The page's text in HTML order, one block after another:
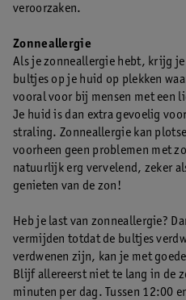
veroorzaken.
Zonneallergie
Als je zonneallergie hebt, krijg
bultjes op je huid op plekken
vooral voor bij mensen met een
Je huid is dan extra gevoelig
straling. Zonneallergie kan
voorheen geen problemen met
natuurlijk erg vervelend, zeker
genieten van de zon!
Heb je last van zonneallergie?
vermijden totdat de bultjes
verdwenen zijn, kan je met
Blijf allereerst niet te lang in de
minuten per dag. Tussen 12:00